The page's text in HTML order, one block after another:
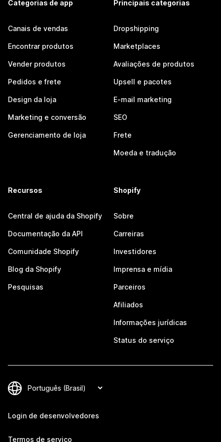
Categorias de app
Canais de vendas
Encontrar produtos
Vender produtos
Pedidos e frete
Design da loja
Marketing e conversão
Gerenciamento de loja
Principais categorias
Dropshipping
Marketplaces
Avaliações de produtos
Upsell e pacotes
E-mail marketing
SEO
Frete
Moeda e tradução
Recursos
Central de ajuda da Shopify
Documentação da API
Comunidade Shopify
Blog da Shopify
Pesquisas
Shopify
Sobre
Carreiras
Investidores
Imprensa e mídia
Parceiros
Afiliados
Informações jurídicas
Status do serviço
Login de desenvolvedores
Termos de serviço